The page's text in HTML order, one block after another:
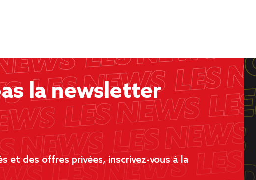
la newsletter
et des offres privées, inscrivez-vous à la